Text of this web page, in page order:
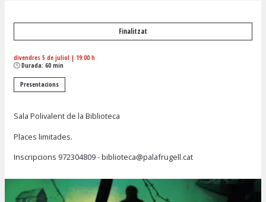
Finalitzat
divendres 5 de juliol | 19:00 h
Durada: 60 min
Presentacions
Sala Polivalent de la Biblioteca
Places limitades.
Inscripcions 972304809-biblioteca@palafrugell.cat